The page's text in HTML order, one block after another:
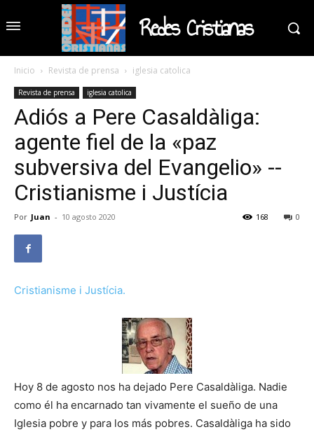
Redes Cristianas
Inicio Revista de prensa iglesia catolica
Revista de prensa iglesia catolica
Adiós a Pere Casaldàliga:
agente fiel de la «paz
subversiva del Evangelio» --
Cristianisme i Justícia
Por Juan - 10 agosto 2020 0
168
Cristianisme i Justícia.
Hoy 8 de agosto nos ha dejado Pere Casaldàliga. Nadie
como él ha encarnado tan vivamente el sueño de una
Iglesia pobre y para los más pobres. Casaldàliga ha sido